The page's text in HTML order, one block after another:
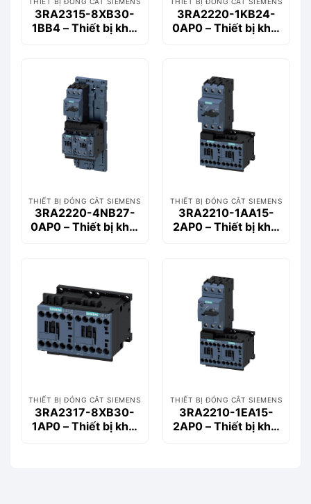
3RA2315-8XB30-
1BB4 – Thiết bị khởi
3RA2220-1KB24-
0AP0 – Thiết bị khởi
THIẾT BỊ ĐÓNG CẮT SIEMENS
3RA2220-4NB27-
0AP0 – Thiết bị khởi
THIẾT BỊ ĐÓNG CẮT SIEMENS
3RA2210-1AA15-
2AP0 – Thiết bị khởi
THIẾT BỊ ĐÓNG CẮT SIEMENS
3RA2317-8XB30-
1AP0 – Thiết bị khởi
THIẾT BỊ ĐÓNG CẮT SIEMENS
3RA2210-1EA15-
2AP0 – Thiết bị khởi